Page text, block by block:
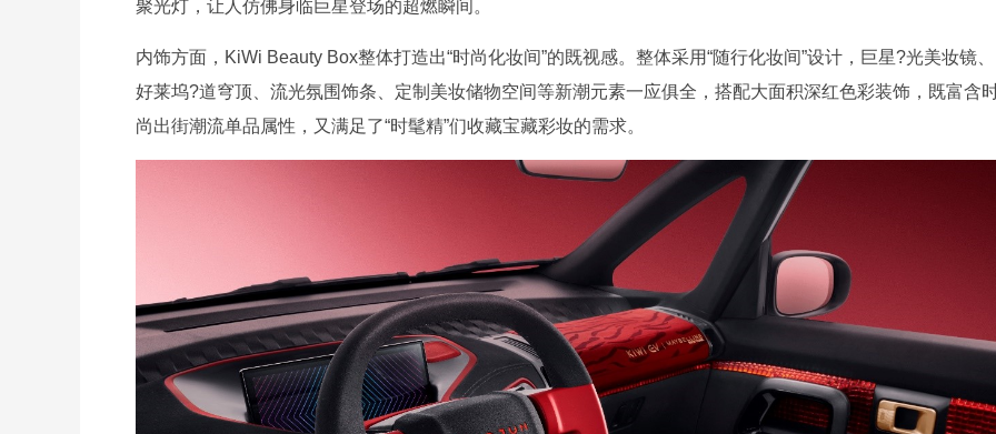
聚光灯，让人仿佛身临巨星登场的超燃瞬间。
内饰方面，KiWi Beauty Box整体打造出“时尚化妆间”的既视感。整体采用“随行化妆间”设计，巨星?光美妆镜、
好莱坞?道穹顶、流光氛围饰条、定制美妆储物空间等新潮元素一应俱全，搭配大面积深红色彩装饰，既富含
尚出街潮流单品属性，又满足了“时髦精”们收藏宝藏彩妆的需求。